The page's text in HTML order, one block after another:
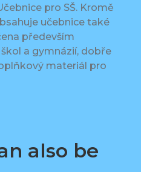
pro SŠ. Kromě
učebnice také
především
a gymnázií, dobře
materiál pro
also be